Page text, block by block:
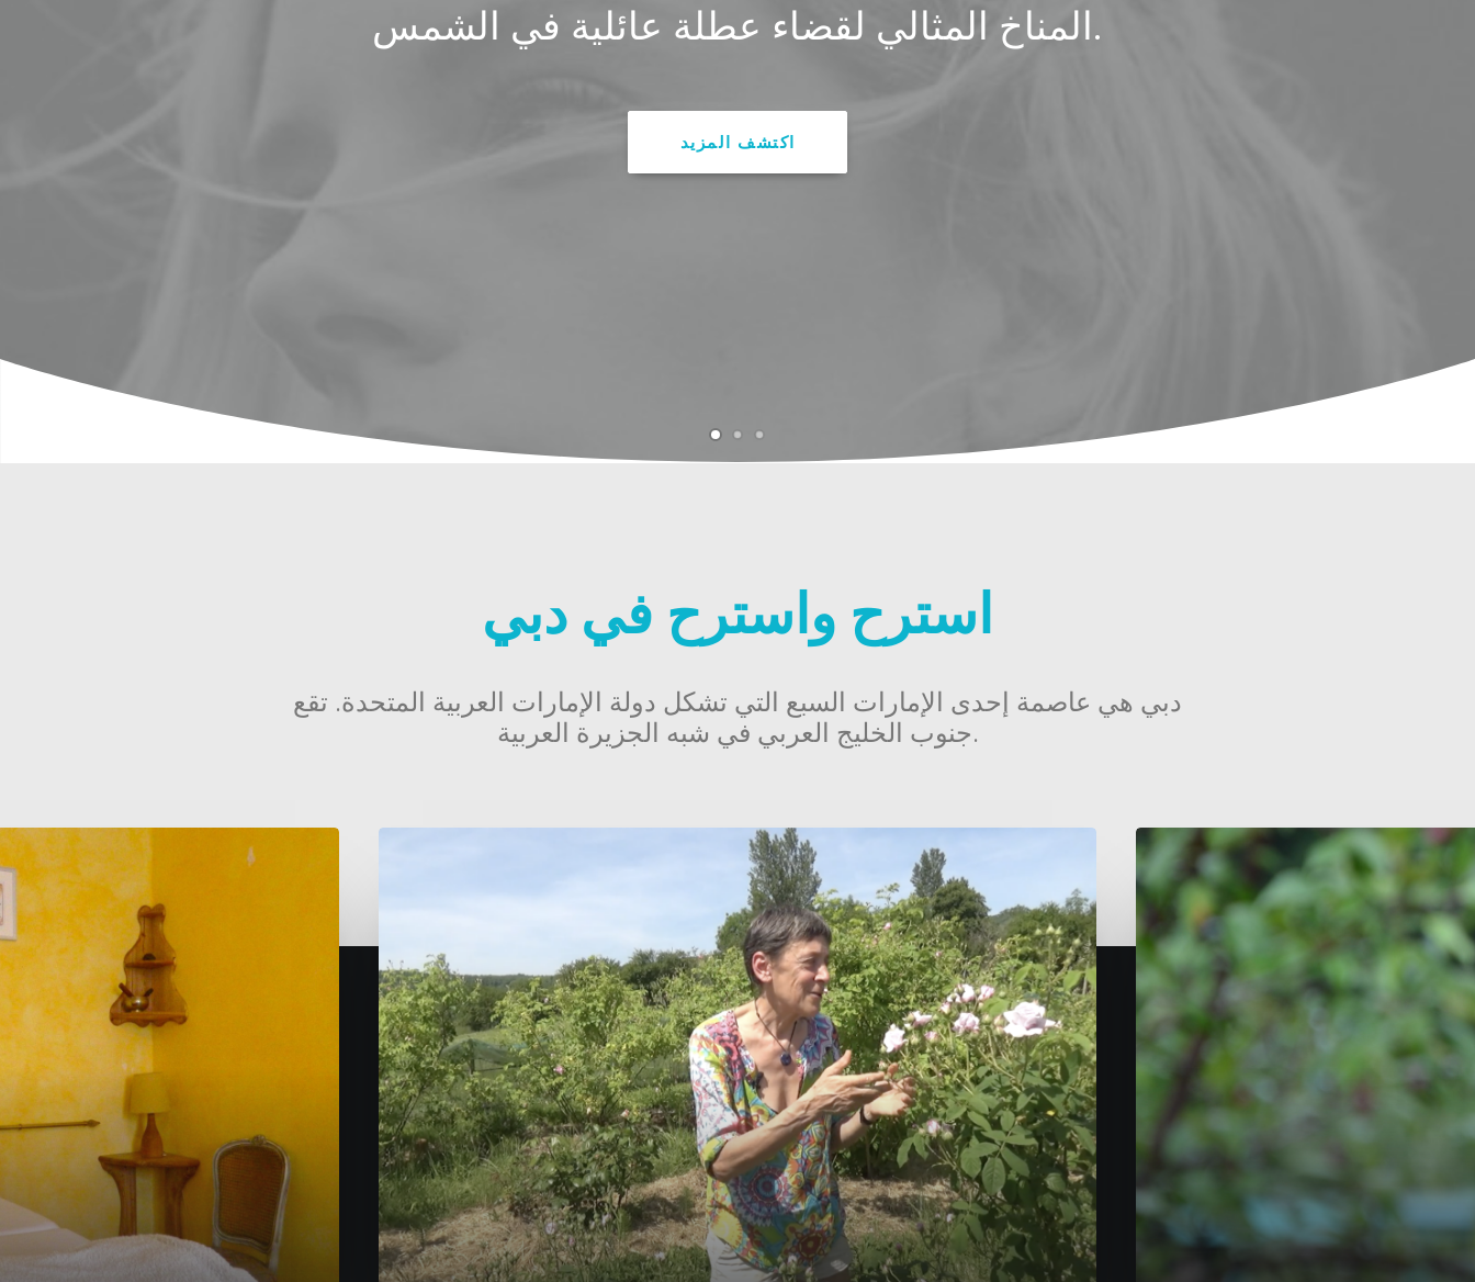
استرح واسترح في دبي
دبي هي عاصمة إحدى الإمارات السبع التي تشكل دولة الإمارات العربية المتحدة. تقع
جنوب الخليج العربي في شبه الجزيرة العربية.